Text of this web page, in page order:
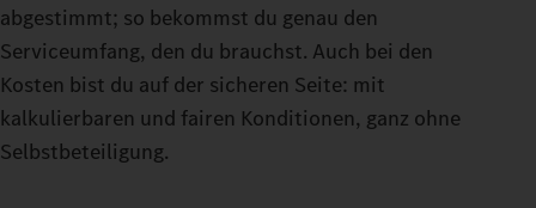
abgestimmt; so bekommst du genau den
Serviceumfang, den du brauchst. Auch bei den
Kosten bist du auf der sicheren Seite: mit
kalkulierbaren und fairen Konditionen, ganz ohne
Selbstbeteiligung.